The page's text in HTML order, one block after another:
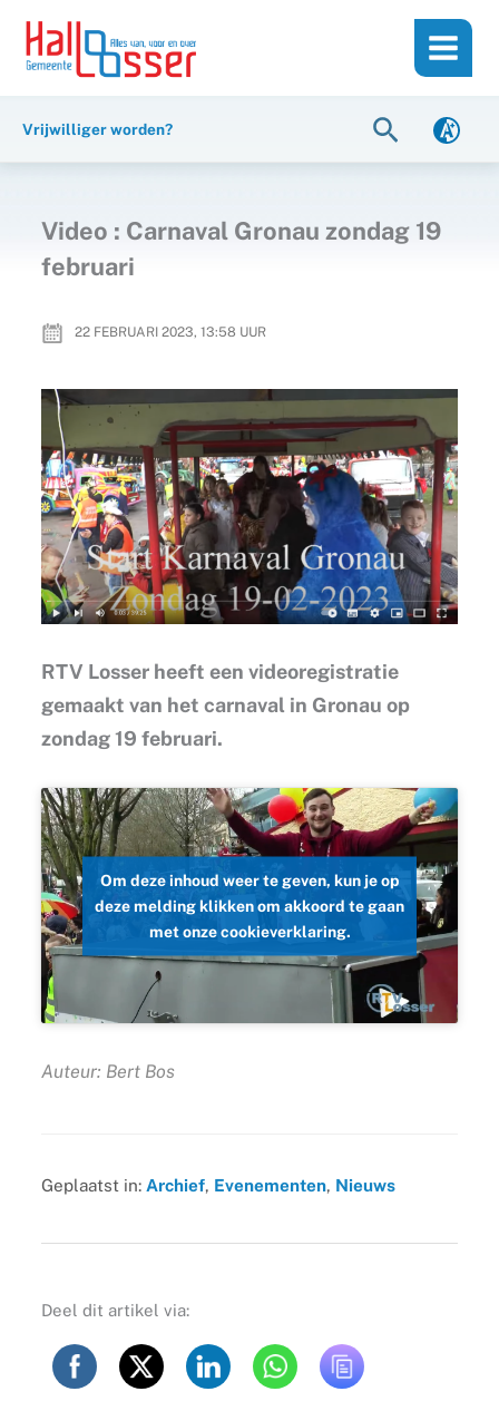
inhoud
naar
Vrijwilliger worden? Zoeken
Video : Carnaval Gronau zondag 19
februari
22 FEBRUARI 2023, 13:58 UUR
RTV Losser heeft een videoregistratie
gemaakt van het carnaval in Gronau op
zondag 19 februari.
Om deze inhoud weer te geven, kun je op
deze melding klikken om akkoord te gaan
met onze cookieverklaring.
Auteur: Bert Bos
Geplaatst in: Archief, Evenementen, Nieuws
Deel dit artikel via: